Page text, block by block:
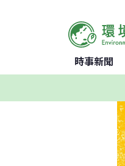
時事新聞